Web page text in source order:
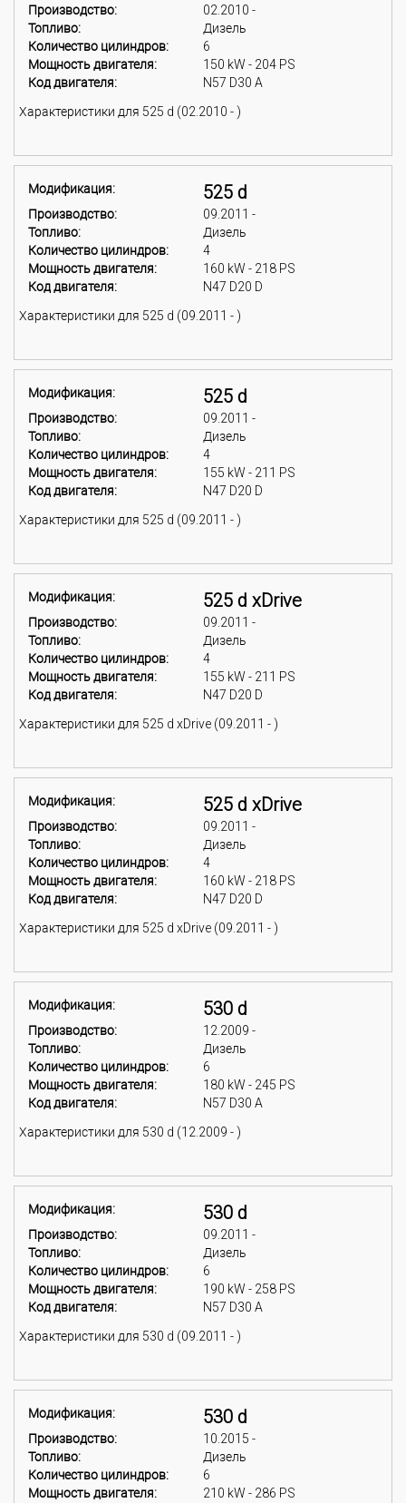
Производство:
02.2010 -
Топливо:
Дизель
Количество цилиндров:
6
Мощность двигателя:
150 kW - 204 PS
Код двигателя:
N57 D30 A
Характеристики для 525 d (02.2010 - )
Модификация: 525 d
Производство:
09.2011 -
Топливо:
Дизель
Количество цилиндров:
4
Мощность двигателя:
160 kW - 218 PS
Код двигателя:
N47 D20 D
Характеристики для 525 d (09.2011 - )
Модификация: 525 d
Производство:
09.2011 -
Топливо:
Дизель
Количество цилиндров:
4
Мощность двигателя:
155 kW - 211 PS
Код двигателя:
N47 D20 D
Характеристики для 525 d (09.2011 - )
Модификация: 525 d xDrive
Производство:
09.2011 -
Топливо:
Дизель
Количество цилиндров:
4
Мощность двигателя:
155 kW - 211 PS
Код двигателя:
N47 D20 D
Характеристики для 525 d xDrive (09.2011 - )
Модификация: 525 d xDrive
Производство:
09.2011 -
Топливо:
Дизель
Количество цилиндров:
4
Мощность двигателя:
160 kW - 218 PS
Код двигателя:
N47 D20 D
Характеристики для 525 d xDrive (09.2011 - )
Модификация: 530 d
Производство:
12.2009 -
Топливо:
Дизель
Количество цилиндров:
6
Мощность двигателя:
180 kW - 245 PS
Код двигателя:
N57 D30 A
Характеристики для 530 d (12.2009 - )
Модификация: 530 d
Производство:
09.2011 -
Топливо:
Дизель
Количество цилиндров:
6
Мощность двигателя:
190 kW - 258 PS
Код двигателя:
N57 D30 A
Характеристики для 530 d (09.2011 - )
Модификация: 530 d
Производство:
10.2015 -
Топливо:
Дизель
Количество цилиндров:
6
Мощность двигателя:
210 kW - 286 PS